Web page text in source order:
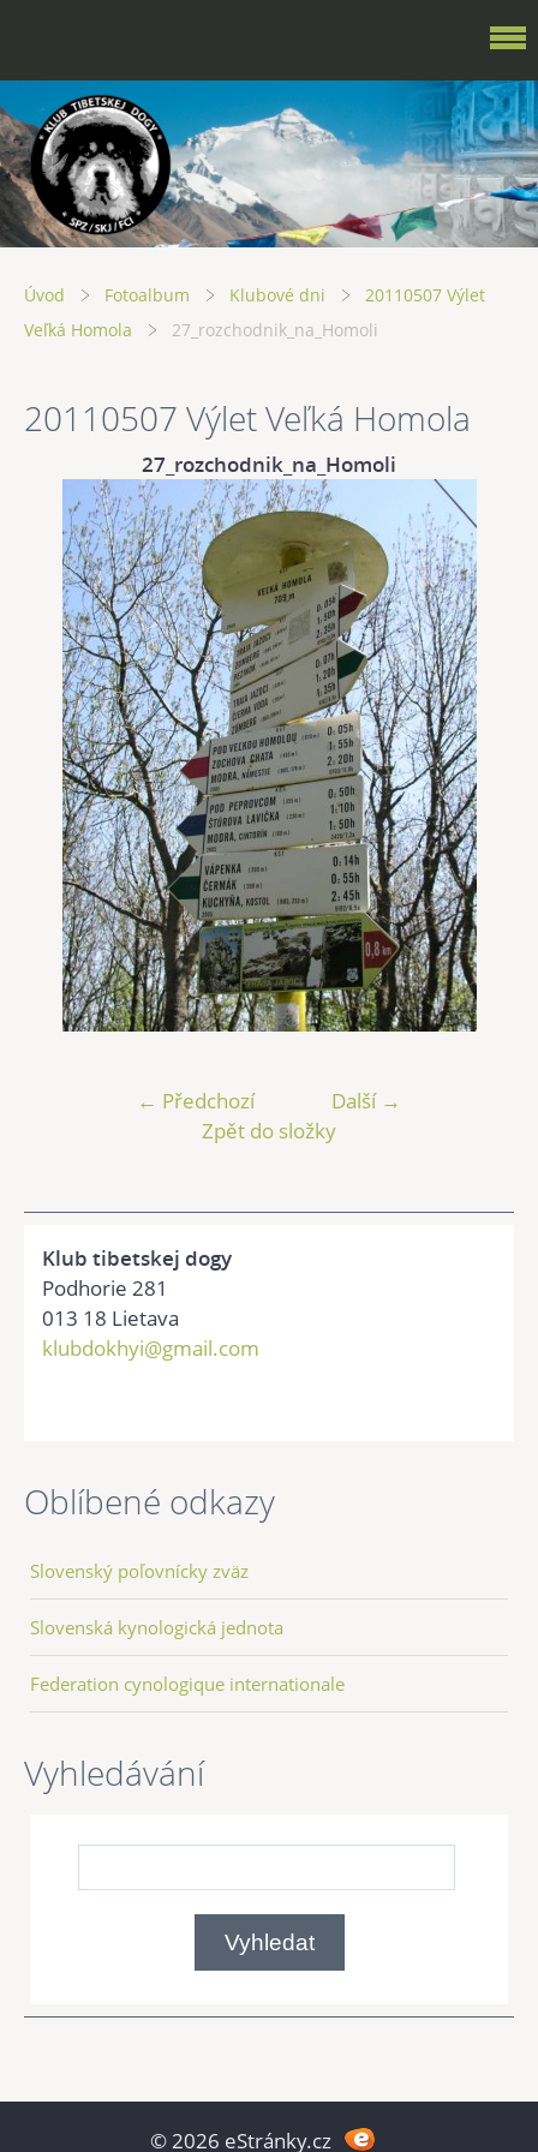
Úvod Fotoalbum Klubové dni
20110507 Výlet
Veľká Homola
27_rozchodnik_na_Homoli
20110507 Výlet Veľká Homola
27_rozchodnik_na_Homoli
← Předchozí
Další →
Zpět do složky
Klub tibetskej dogy
Podhorie 281
013 18 Lietava
klubdokhyi@gmail.com
Oblíbené odkazy
Slovenský poľovnícky zväz
Slovenská kynologická jednota
Federation cynologique internationale
Vyhledávání
© 2026 eStránky.cz